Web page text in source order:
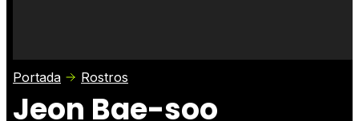
Críticas
Portada Rostros
Jeon Bae-soo